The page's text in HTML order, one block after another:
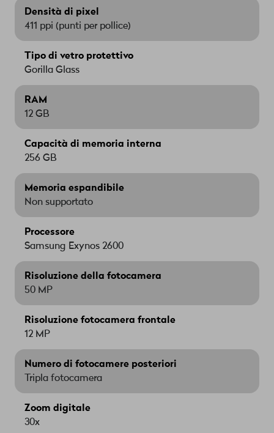
Densità di pixel
411 ppi (punti per pollice)
Tipo di vetro protettivo
Gorilla Glass
RAM
12 GB
Capacità di memoria interna
256 GB
Memoria espandibile
Non supportato
Processore
Samsung Exynos 2600
Risoluzione della fotocamera
50 MP
Risoluzione fotocamera frontale
12 MP
Numero di fotocamere posteriori
Tripla fotocamera
Zoom digitale
30x